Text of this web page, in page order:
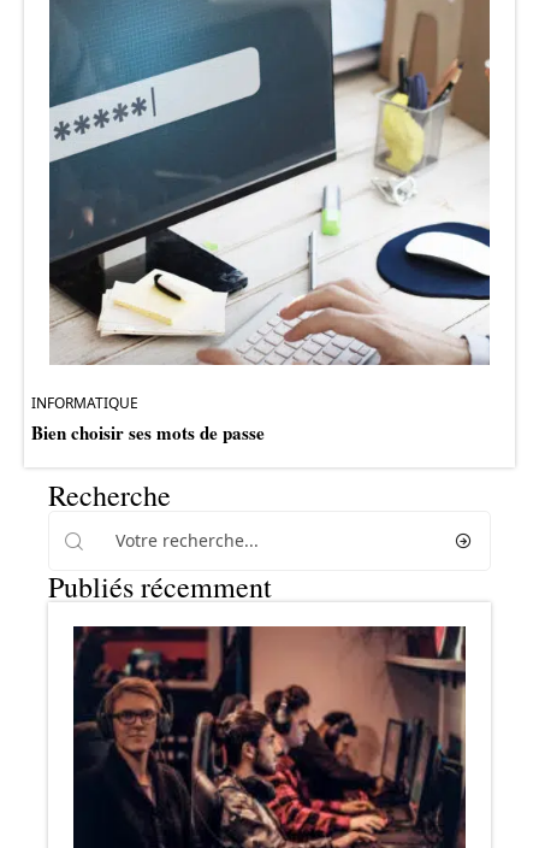
INFORMATIQUE
Bien choisir ses mots de passe
Recherche
Publiés récemment